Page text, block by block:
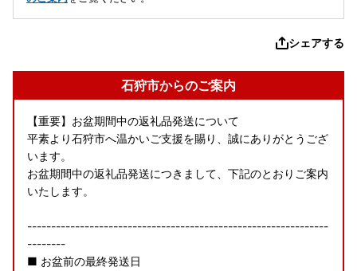
シェアする
石狩市からのご案内
【重要】お盆期間中の返礼品発送について
平素より石狩市へ温かいご支援を賜り、誠にありがとうござ
います。
お盆期間中の返礼品発送につきまして、下記のとおりご案内
いたします。
---------------------------------------------------------------
--------
■ お盆前の最終発送日